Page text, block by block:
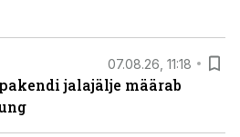
07.08.26, 11:18
jalajälje määrab